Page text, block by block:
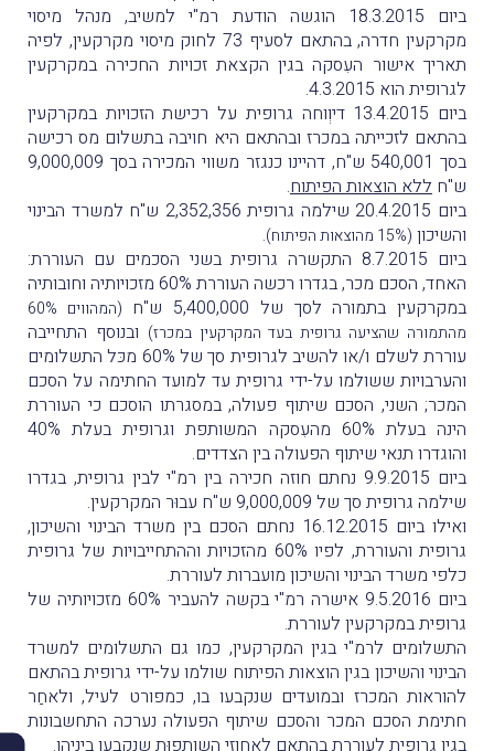
ביום 18.3.2015 הוגשה הודעת רמ"י למשיב, מנהל מיסוי
מקרקעין חדרה, בהתאם לסעיף 73 לחוק מיסוי מקרקעין, לפיה
תאריך אישור העִסקה בגין הקצאת זכויות החכירה במקרקעין
לגרופית הוא 4.3.2015.
ביום 13.4.2015 דיוְוחה גרופית על רכישת הזכויות במקרקעין
בהתאם לזכייתה במכרז ובהתאם היא חויבה בתשלום מס רכישה
בסך 540,001 ש"ח, דהיינו כנגזר משווי המכירה בסך 9,000,009
ש"ח ללא הוצאות הפיתוח.
ביום 20.4.2015 שילמה גרופית 2,352,356 ש"ח למשרד הבינוי
והשיכון (15% מהוצאות הפיתוח)
.
ביום 8.7.2015 התקשרה גרופית בשני הסכמים עם העוררת:
האחד, הסכם מכר, בגדרו רכשה העוררת 60% מזכויותיה וחובותיה
במקרקעין בתמורה לסך של 5,400,000 ש"ח
(המהווים 60%
מהתמורה שהציעה גרופית בעד המקרקעין במכרז) ובנוסף התחייבה
עוררת לשלם ו/או להשיב לגרופית סך של 60% מכּל התשלומים
והערבויות ששולמו על-ידי גרופית עד למועד החתימה על הסכם
המכר; השני, הסכם שיתוף פעולה, במסגרתו הוסכם כי העוררת
הינה בעלת 60% מהעִסקה המשותפת וגרופית בעלת 40%
והוגדרו תנאי שיתוף הפעולה בין הצדדים.
ביום 9.9.2015 נחתם חוזה חכירה בין רמ"י לבין גרופית, בגדרו
שילמה גרופית סך של 9,000,009 ש"ח עבוּר המקרקעין.
ואילו ביום 16.12.2015 נחתם הסכם בין משרד הבינוי והשיכון,
גרופית והעוררת, לפיו 60% מהזכויות וההתחייבויות של גרופית
כלפי משרד הבינוי והשיכון מועברות לעוררת.
ביום 9.5.2016 אישרה רמ"י בקשה להעביר 60% מזכויותיה של
גרופית במקרקעין לעוררת.
התשלומים לרמ"י בגין המקרקעין, כמו גם התשלומים למשרד
הבינוי והשיכון בגין הוצאות הפיתוח שולמו על-ידי גרופית בהתאם
להוראות המכרז ובמועדים שנקבעו בו, כמפורט לעיל, ולאחַר
חתימת הסכם המכר והסכם שיתוף הפעולה נערכה התחשבונות
בגין גרופית לעוררת בהתאם לאחוזי השותפוּת שנקבעו ביניהן.